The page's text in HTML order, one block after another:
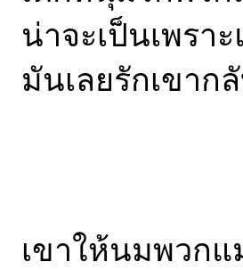
น่าจะเป็นเพรา
มันเลยรักเขาก
เขาให้นมพวกแ